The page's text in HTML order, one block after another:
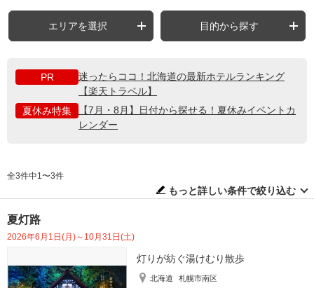
エリアを選択 目的から探す
PR
迷ったらココ！北海道の最新ホテルランキング
【楽天トラベル】
夏休み特集
【7月・8月】日付から探せる！夏休みイベントカ
レンダー
全3件中1〜3件
もっと詳しい条件で絞り込む
夏灯路
2026年6月1日(月)～10月31日(土)
灯りが紡ぐ湯けむり散歩
北海道
札幌市南区